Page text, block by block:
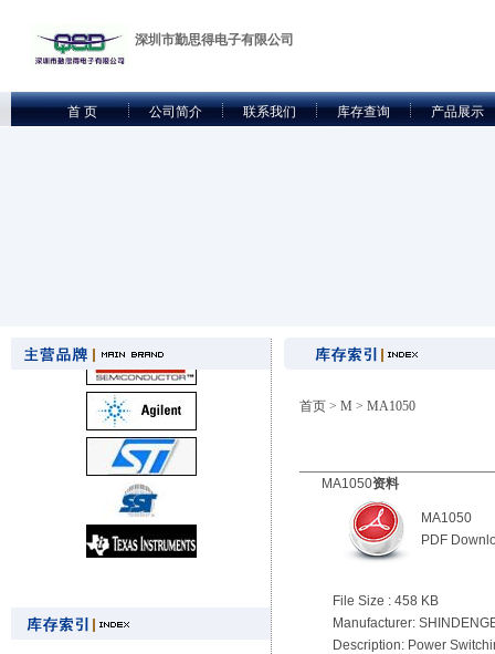
深圳市勤思得电子有限公司
首 页 公司简介 联系我们 库存查询 产品展示
首页 > M > MA1050
MA1050资料
MA1050
PDF
File Size : 458 KB
Manufacturer:
Description: Power